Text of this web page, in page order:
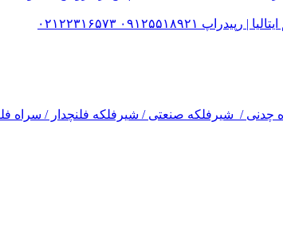
۰۲۱۲۲۳۱۶۵۷۳
چدنی / شیرفلکه صنعتی / شیرفلکه فلنچدار / سراه